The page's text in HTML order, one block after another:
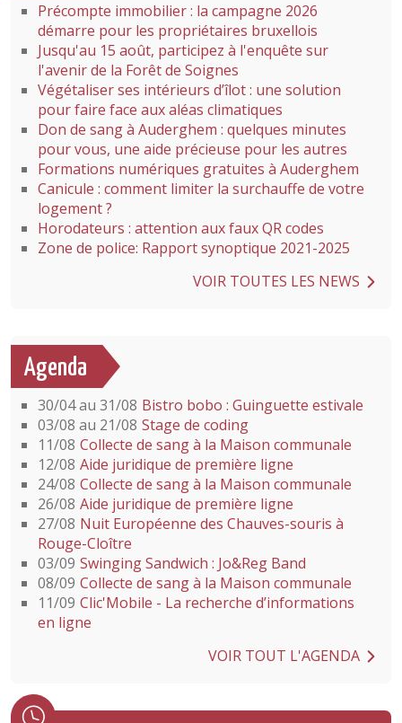
Précompte immobilier : la campagne 2026
démarre pour les propriétaires bruxellois
Jusqu'au 15 août, participez à l'enquête sur
l'avenir de la Forêt de Soignes
Végétaliser ses intérieurs d’îlot : une solution
pour faire face aux aléas climatiques
Don de sang à Auderghem : quelques minutes
pour vous, une aide précieuse pour les autres
Formations numériques gratuites à Auderghem
Canicule : comment limiter la surchauffe de votre
logement ?
Horodateurs : attention aux faux QR codes
Zone de police: Rapport synoptique 2021-2025
VOIR TOUTES LES NEWS
Agenda
30/04 au 31/08 Bistro bobo : Guinguette estivale
03/08 au 21/08 Stage de coding
11/08 Collecte de sang à la Maison communale
12/08 Aide juridique de première ligne
24/08 Collecte de sang à la Maison communale
26/08 Aide juridique de première ligne
27/08 Nuit Européenne des Chauves-souris à
Rouge-Cloître
03/09 Swinging Sandwich : Jo&Reg Band
08/09 Collecte de sang à la Maison communale
11/09 Clic'Mobile - La recherche d’informations
en ligne
VOIR TOUT L'AGENDA